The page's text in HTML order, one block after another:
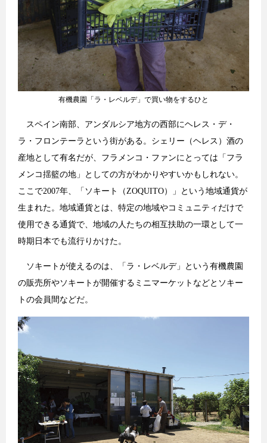
有機農園「ラ・レベルデ」で買い物をするひと
スペイン南部、アンダルシア地方の西部にヘレス・デ・
ラ・フロンテーラという街がある。シェリー（ヘレス）酒の
産地として有名だが、フラメンコ・ファンにとっては「フラ
メンコ揺籃の地」としての方がわかりやすいかもしれない。
ここで2007年、「ソキート（ZOQUITO）」という地域通貨が
生まれた。地域通貨とは、特定の地域やコミュニティだけで
使用できる通貨で、地域の人たちの相互扶助の一環として一
時期日本でも流行りかけた。
ソキートが使えるのは、「ラ・レベルデ」という有機農園
の販売所やソキートが開催するミニマーケットなどとソキー
トの会員間などだ。